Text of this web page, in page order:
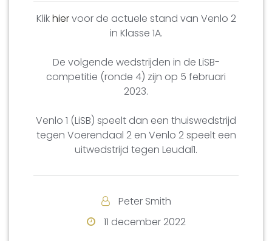
Klikhiervoor de actuele stand van Venlo 2
in Klasse 1A.
De volgende wedstrijden in de LiSB-
competitie (ronde 4) zijn op 5 februari
2023.
Venlo 1 (LiSB) speelt dan een thuiswedstrijd
tegen Voerendaal 2 en Venlo 2 speelt een
uitwedstrijd tegen Leudal1.
Peter Smith
11 december 2022